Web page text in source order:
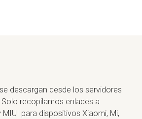
descargan desde los servidores
recopilamos enlaces a
para dispositivos Xiaomi, Mi,